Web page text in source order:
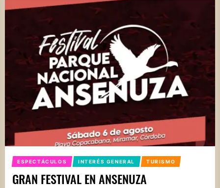
ESPECTÁCULOS INTERÉS GENERAL TURISMO
GRAN FESTIVAL EN ANSENUZA